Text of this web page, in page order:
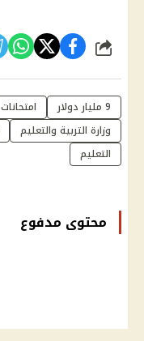
شارك
9 مليار دولار امتحانات
وزارة التربية والتعليم
التعليم
محتوى مدفوع